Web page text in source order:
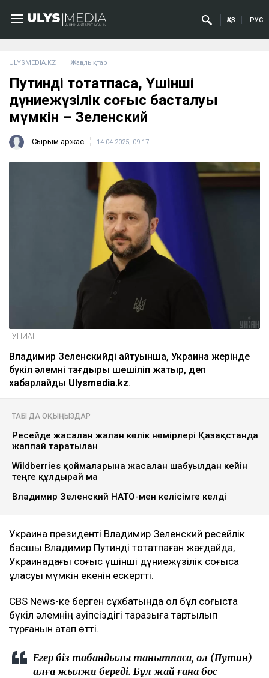
ҚАЗ РУС
ULYSMEDIA.KZ Жаңалықтар
Путинді тоқтатпаса, Үшінші
дүниежүзілік соғыс басталуы
мүмкін – Зеленский
Сырым Қаржас 14.04.2025, 09:17
УНИАН
Владимир Зеленскийдің айтуынша, Украина жерінде
бүкіл әлемнің тағдыры шешіліп жатыр, деп
хабарлайды Ulysmedia.kz.
ТАҒЫ ДА ОҚЫҢЫЗДАР
Ресейде жасалған жалған көлік нөмірлері Қазақстанда
жаппай таратылған
Wildberries қоймаларына жасалған шабуылдан кейін
теңге құлдырай ма
Владимир Зеленский НАТО-мен келісімге келді
Украина президенті Владимир Зеленский ресейлік
басшы Владимир Путинді тоқтатпаған жағдайда,
Украинадағы соғыс үшінші дүниежүзілік соғысқа
ұласуы мүмкін екенін ескертті.
CBS News-ке берген сұхбатында ол бұл соғыста
бүкіл әлемнің қауіпсіздігі таразыға тартылып
тұрғанын атап өтті.
Егер біз табандылық танытпасақ, ол (Путин)
алға жылжи береді. Бұл жай ғана бос